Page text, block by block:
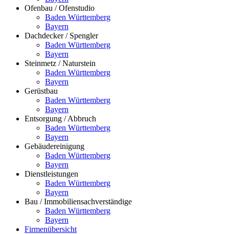
Ofenbau / Ofenstudio
Baden Württemberg
Bayern
Dachdecker / Spengler
Baden Württemberg
Bayern
Steinmetz / Naturstein
Baden Württemberg
Bayern
Gerüstbau
Baden Württemberg
Bayern
Entsorgung / Abbruch
Baden Württemberg
Bayern
Gebäudereinigung
Baden Württemberg
Bayern
Dienstleistungen
Baden Württemberg
Bayern
Bau / Immobiliensachverständige
Baden Württemberg
Bayern
Firmenübersicht